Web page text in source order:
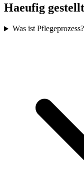
Haeufig
Was ist Pflegeprozess?